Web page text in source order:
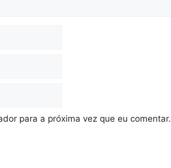
para a próxima vez que eu comentar.